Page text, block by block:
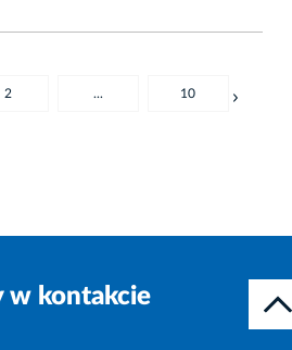
2 ... 10
w kontakcie